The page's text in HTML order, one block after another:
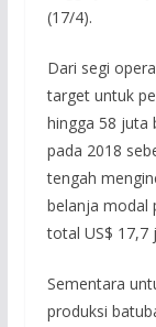
(17/4).
Dari segi
target untuk
hingga 58 juta
pada 2018
tengah
belanja modal
total US$ 17,7
Sementara
produksi